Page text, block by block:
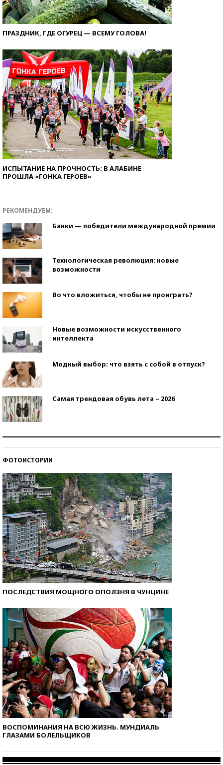
ПРАЗДНИК, ГДЕ ОГУРЕЦ — ВСЕМУ ГОЛОВА!
ИСПЫТАНИЕ НА ПРОЧНОСТЬ: В АЛАБИНЕ
ПРОШЛА «ГОНКА ГЕРОЕВ»
РЕКОМЕНДУЕМ:
Банки — победители международной премии
Технологическая революция: новые
возможности
Во что вложиться, чтобы не проиграть?
Новые возможности искусственного
интеллекта
Модный выбор: что взять с собой в отпуск?
Самая трендовая обувь лета – 2026
ФОТОИСТОРИИ
ПОСЛЕДСТВИЯ МОЩНОГО ОПОЛЗНЯ В ЧУНЦИНЕ
ВОСПОМИНАНИЯ НА ВСЮ ЖИЗНЬ. МУНДИАЛЬ
ГЛАЗАМИ БОЛЕЛЬЩИКОВ